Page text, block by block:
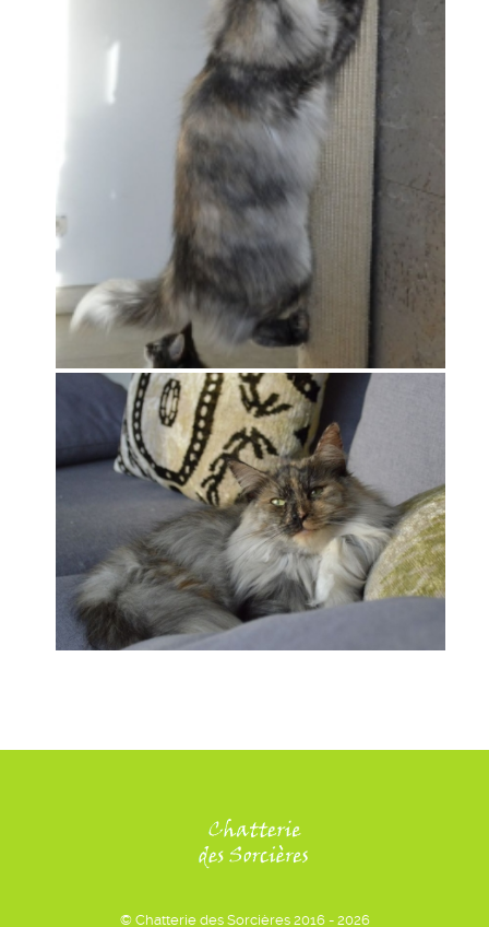
© Chatterie des Sorcières 2016 - 2026